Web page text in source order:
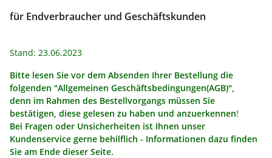
für Endverbraucher und Geschäftskunden
Stand: 23.06.2023
Bitte lesen Sie vor dem Absenden Ihrer Bestellung die
folgenden "Allgemeinen Geschäftsbedingungen(AGB)",
denn im Rahmen des Bestellvorgangs müssen Sie
bestätigen, diese gelesen zu haben und anzuerkennen!
Bei Fragen oder Unsicherheiten ist Ihnen unser
Kundenservice gerne behilflich - Informationen dazu finden
Sie am Ende dieser Seite.